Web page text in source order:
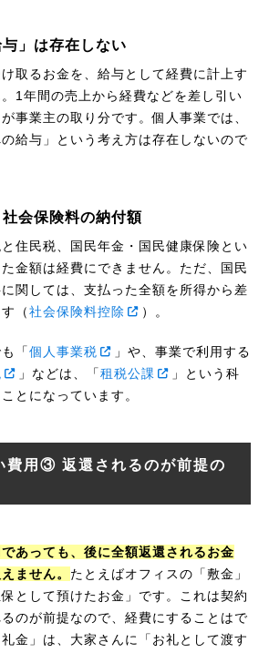
与」は存在しない
取るお金を、給与として経費に計上す
1年間の売上から経費などを差し引い
事業主の取り分です。個人事業では、
給与」という考え方は存在しないので
会保険料の納付額
住民税、国民年金・国民健康保険とい
金額は経費にできません。ただ、国民
関しては、支払った全額を所得から差
（社会保険料控除 ）。
「個人事業税
」や、事業で利用する
」などは、「租税公課
」という科
とになっています。
費用③ 返還されるのが前提の
あっても、後に全額返還されるお金
ません。 たとえばオフィスの「敷金」
として預けたお金」です。これは契約
のが前提なので、経費にすることはで
金」は、大家さんに「お礼として渡す